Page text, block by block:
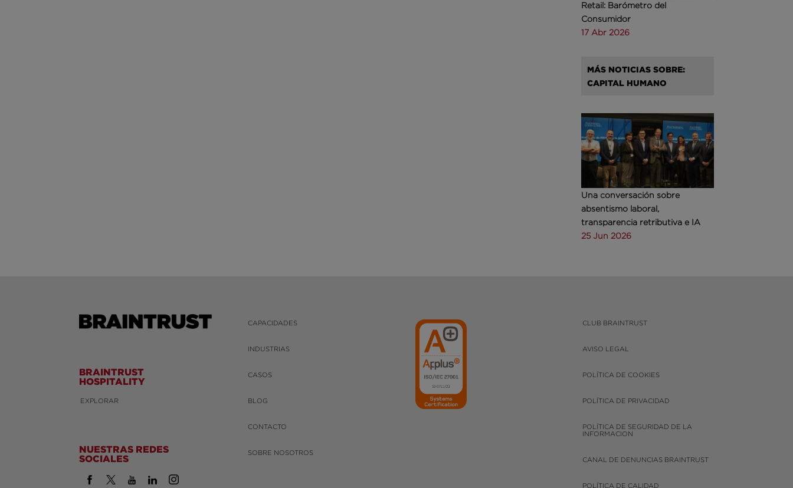
Retail: Barómetro del
Consumidor
17 Abr 2026
MÁS NOTICIAS SOBRE:
CAPITAL HUMANO
Una conversación sobre
absentismo laboral,
transparencia retributiva e IA
25 Jun 2026
BRAINTRUST
HOSPITALITY
EXPLORAR
NUESTRAS REDES
SOCIALES
CAPACIDADES
INDUSTRIAS
CASOS
BLOG
CONTACTO
SOBRE NOSOTROS
CLUB BRAINTRUST
AVISO LEGAL
POLÍTICA DE COOKIES
POLÍTICA DE PRIVACIDAD
POLÍTICA DE SEGURIDAD DE LA
INFORMACION
CANAL DE DENUNCIAS BRAINTRUST
POLÍTICA DE CALIDAD